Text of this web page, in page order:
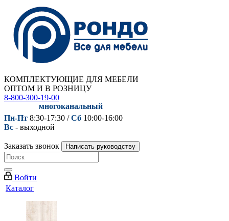
КОМПЛЕКТУЮЩИЕ ДЛЯ МЕБЕЛИ
ОПТОМ И В РОЗНИЦУ
8-800-300-19-00
многоканальный
Пн-Пт 8:30-17:30 /Сб 10:00-16:00
Вс - выходной
Заказать звонок Написать руководству
Войти
Каталог